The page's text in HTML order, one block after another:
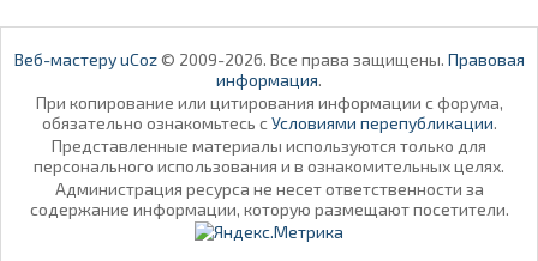
Веб-мастеру uCoz© 2009-2026. Все права защищены. Правовая
информация.
При копирование или цитирования информации с форума,
обязательно ознакомьтесь с Условиями перепубликации.
Представленные материалы используются только для
персонального использования и в ознакомительных целях.
Администрация ресурса не несет ответственности за
содержание информации, которую размещают посетители.